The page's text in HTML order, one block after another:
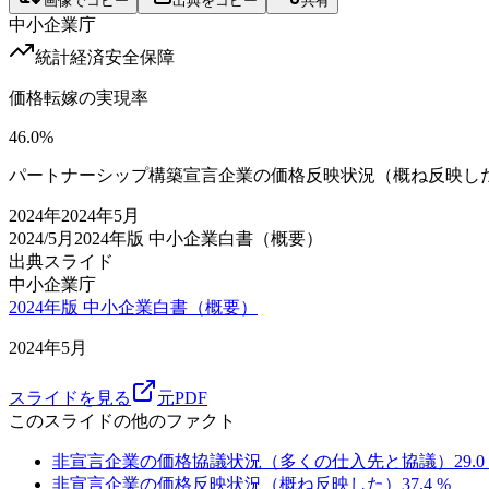
中小企業庁
統計経済安全保障
価格転嫁の実現率
46.0%
パートナーシップ構築宣言企業の価格反映状況（概ね反映し
2024年2024年5月
2024/5月 2024年版 中小企業白書（概要）
出典スライド
中小企業庁
2024年版 中小企業白書（概要）
2024年5月
スライドを見る
元PDF
このスライドの他のファクト
非宣言企業の価格協議状況（多くの仕入先と協議） 29.0
非宣言企業の価格反映状況（概ね反映した） 37.4 %